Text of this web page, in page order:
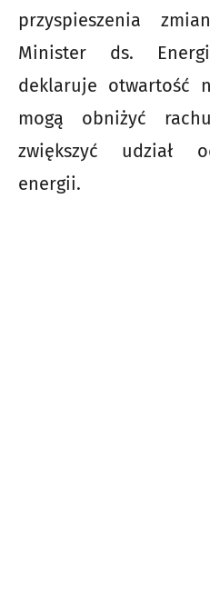
przyspieszenia
Minister ds.
deklaruje otwartość
mogą obniżyć
zwiększyć udział
energii.